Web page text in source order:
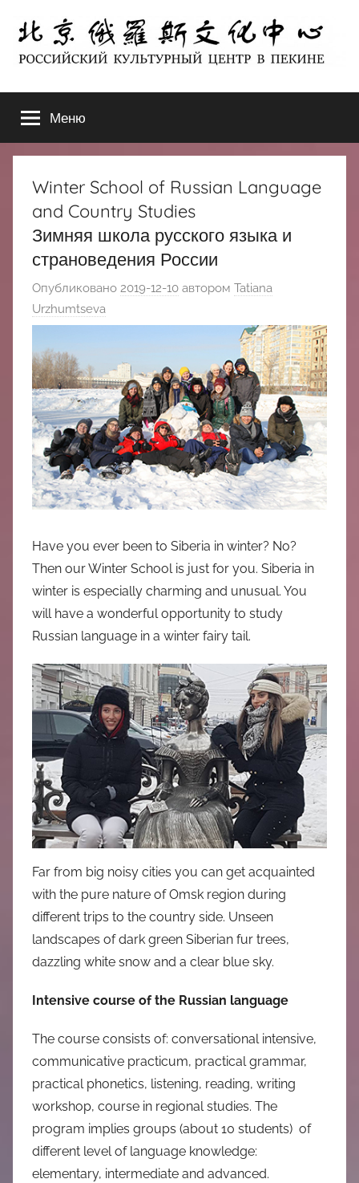
содержимому
北
京
俄
罗
斯
文
化
中
心
ЦЕНТР
В
ПЕКИНЕ
Меню
Winter School of Russian Language
and Country Studies
Зимняя школа русского языка и
страноведения России
Опубликовано 2019-12-10 автором Tatiana
Urzhumtseva
Have you ever been to Siberia in winter? No?
Then our Winter School is just for you. Siberia in
winter is especially charming and unusual. You
will have a wonderful opportunity to study
Russian language in a winter fairy tail.
Far from big noisy cities you can get acquainted
with the pure nature of Omsk region during
different trips to the country side. Unseen
landscapes of dark green Siberian fur trees,
dazzling white snow and a clear blue sky.
Intensive course of the Russian language
The course consists of: conversational intensive,
communicative practicum, practical grammar,
practical phonetics, listening, reading, writing
workshop, course in regional studies. The
program implies groups (about 10 students) of
different level of language knowledge:
elementary, intermediate and advanced.